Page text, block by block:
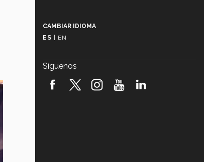
robótica FIRST 2026! (video)
CAMBIAR IDIOMA
ES | EN
Síguenos